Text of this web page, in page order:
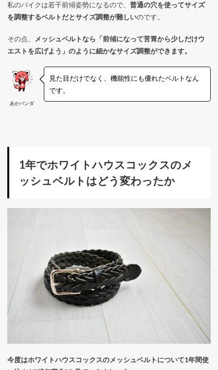
私のバイクは若干前傾姿勢になるので、 普通の穴を使ってサイズ
を調整するベルトだとサイズ調整が難しいのです。
その点、
メッシュベルトなら「前傾になって苦胃から少しだけウ
エストを広げよう」のように細かなサイズ調整ができます。
あかパンダ
見た目だけでなく、機能性にも優れたベルトなん
です。
1年でホワイトハウスコックスのメ
ッシュベルトはどう変わったか
今度はホワイトハウスコックスのメッシュベルトについて1年間使